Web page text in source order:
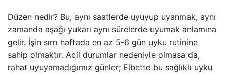
Düzen nedir? Bu, aynı saatlerde uyuyup uyanmak, aynı
zamanda aşağı yukarı aynı sürelerde uyumak anlamına
gelir. İşin sırrı haftada en az 5-6 gün uyku rutinine
sahip olmaktır. Acil durumlar nedeniyle olmasa da,
rahat uyuyamadığımız günler; Elbette bu sağlıklı uyku